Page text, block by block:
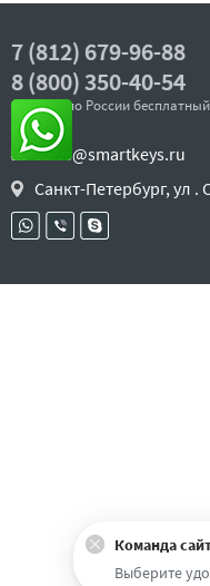
7 (812) 679-96-88
8 (800) 350-40-54
- звонок по России
sales@smartkeys.ru
Санкт-Петербург, ул .
Команда
Выберите